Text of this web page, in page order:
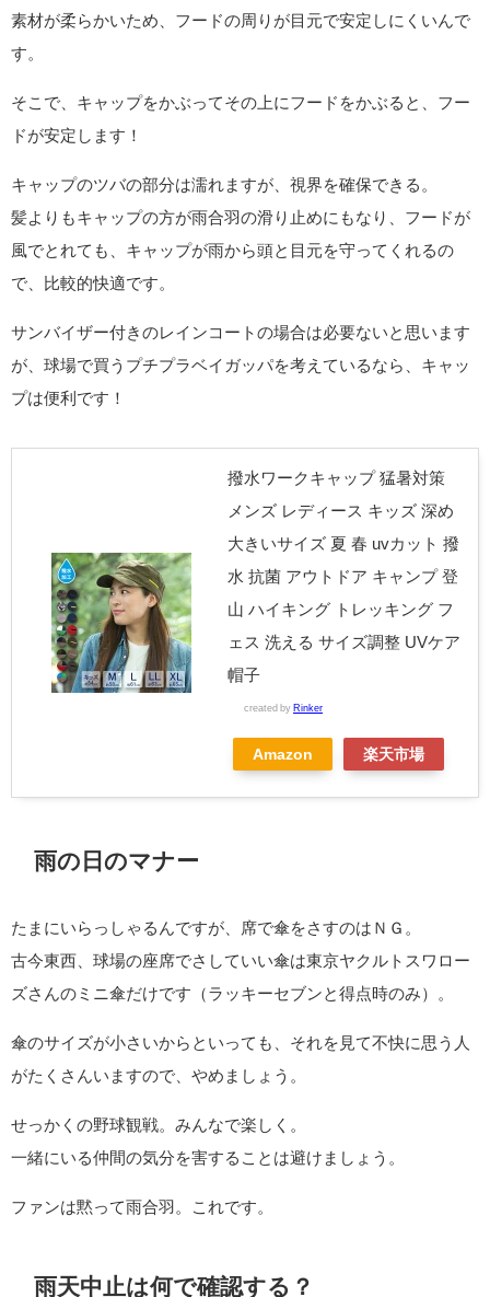
素材が柔らかいため、フードの周りが目元で安定しにくいんで
す。
そこで、キャップをかぶってその上にフードをかぶると、フー
ドが安定します！
キャップのツバの部分は濡れますが、視界を確保できる。
髪よりもキャップの方が雨合羽の滑り止めにもなり、フードが
風でとれても、キャップが雨から頭と目元を守ってくれるの
で、比較的快適です。
サンバイザー付きのレインコートの場合は必要ないと思います
が、球場で買うプチプラベイガッパを考えているなら、キャッ
プは便利です！
撥水ワークキャップ 猛暑対策
メンズ レディース キッズ 深め
大きいサイズ 夏 春 uvカット 撥
水 抗菌 アウトドア キャンプ 登
山 ハイキング トレッキング フ
ェス 洗える サイズ調整 UVケア
帽子
created by Rinker
Amazon 楽天市場
雨の日のマナー
たまにいらっしゃるんですが、席で傘をさすのはＮＧ。
古今東西、球場の座席でさしていい傘は東京ヤクルトスワロー
ズさんのミニ傘だけです（ラッキーセブンと得点時のみ）。
傘のサイズが小さいからといっても、それを見て不快に思う人
がたくさんいますので、やめましょう。
せっかくの野球観戦。みんなで楽しく。
一緒にいる仲間の気分を害することは避けましょう。
ファンは黙って雨合羽。これです。
雨天中止は何で確認する？